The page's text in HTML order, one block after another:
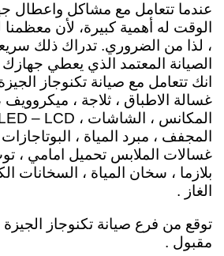
عندما تتعامل مع مشاكل واعطال
الوقت له أهمية كبيرة، لأن
، لذا من الضروري. تدراك ذلك
الصيانة المعتمد الذي يعطي جهازك
غسالة الاطباق ، ثلاجة ، ميكروويف
المجفف ، مبرد المياة ،
غسالات الملابس تحميل امامي ،
بلازما ، سخان المياة ، السخانات
الغاز .
توقع من فرع صيانة تكنوجاز
مقبول .